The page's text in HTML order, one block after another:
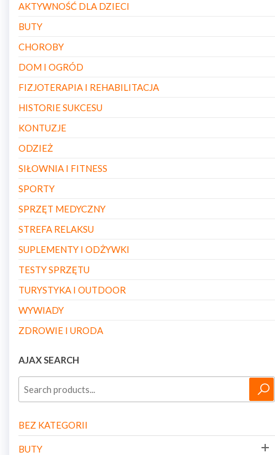
AKTYWNOŚĆ DLA DZIECI
BUTY
CHOROBY
DOM I OGRÓD
FIZJOTERAPIA I REHABILITACJA
HISTORIE SUKCESU
KONTUZJE
ODZIEŻ
SIŁOWNIA I FITNESS
SPORTY
SPRZĘT MEDYCZNY
STREFA RELAKSU
SUPLEMENTY I ODŻYWKI
TESTY SPRZĘTU
TURYSTYKA I OUTDOOR
WYWIADY
ZDROWIE I URODA
AJAX SEARCH
BEZ KATEGORII
BUTY